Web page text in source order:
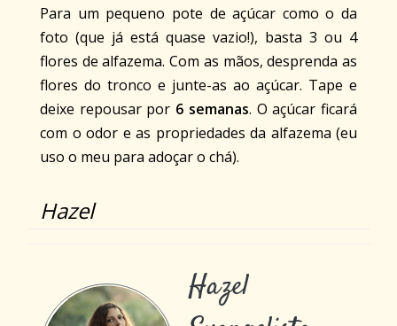
Para um pequeno pote de açúcar como o da
foto (que já está quase vazio!), basta 3 ou 4
flores de alfazema. Com as mãos, desprenda as
flores do tronco e junte-as ao açúcar. Tape e
deixe repousar por 6 semanas. O açúcar ficará
com o odor e as propriedades da alfazema (eu
uso o meu para adoçar o chá).
Hazel
Hazel